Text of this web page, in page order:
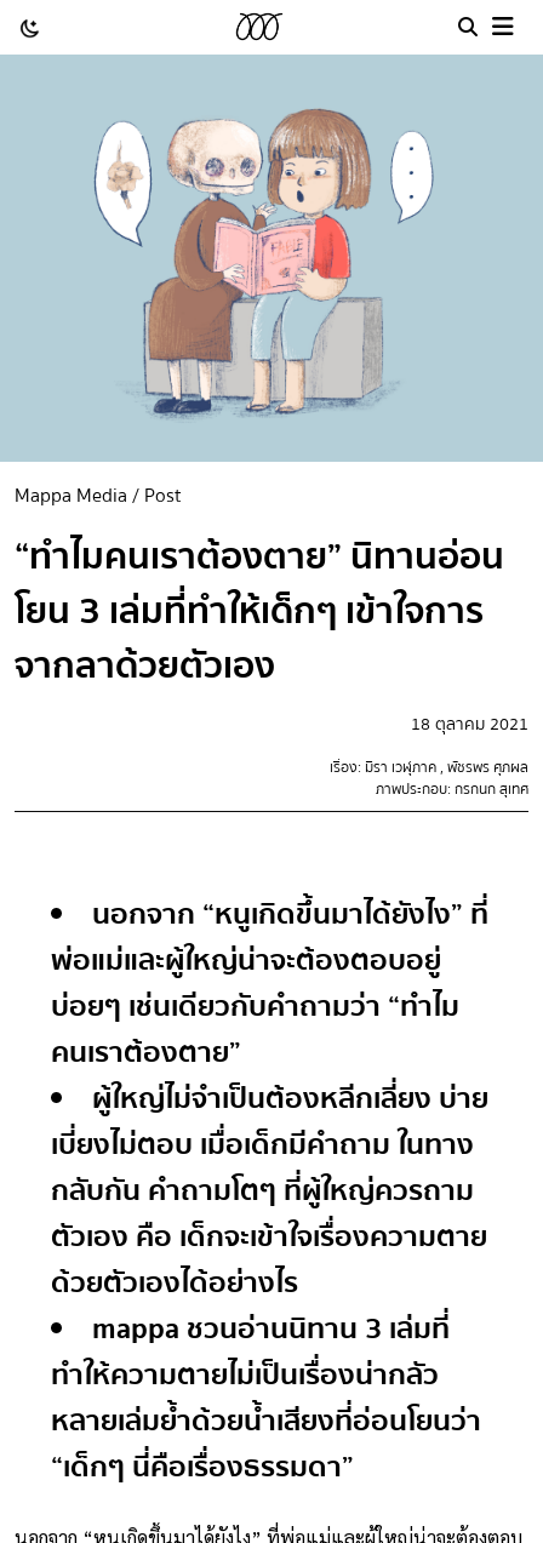
Mappa Media / Post
“ทำไมคนเราต้องตาย” นิทานอ่อน
โยน 3 เล่มที่ทำให้เด็กๆ เข้าใจการ
จากลาด้วยตัวเอง
18 ตุลาคม 2021
เรื่อง: มิรา เวฬุภาค , พัชรพร ศุภผล
ภาพประกอบ: กรกนก สุเทศ
นอกจาก “หนูเกิดขึ้นมาได้ยังไง” ที่
พ่อแม่และผู้ใหญ่น่าจะต้องตอบอยู่
บ่อยๆ เช่นเดียวกับคำถามว่า “ทำไม
คนเราต้องตาย”
ผู้ใหญ่ไม่จำเป็นต้องหลีกเลี่ยง บ่าย
เบี่ยงไม่ตอบ เมื่อเด็กมีคำถาม ในทาง
กลับกัน คำถามโตๆ ที่ผู้ใหญ่ควรถาม
ตัวเอง คือ เด็กจะเข้าใจเรื่องความตาย
ด้วยตัวเองได้อย่างไร
mappa ชวนอ่านนิทาน 3 เล่มที่
ทำให้ความตายไม่เป็นเรื่องน่ากลัว
หลายเล่มย้ำด้วยน้ำเสียงที่อ่อนโยนว่า
“เด็กๆ นี่คือเรื่องธรรมดา”
นอกจาก “หนูเกิดขึ้นมาได้ยังไง” ที่พ่อแม่และผู้ใหญ่น่าจะต้องตอบ